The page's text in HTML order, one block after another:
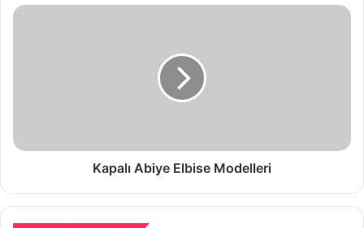
Kapalı Abiye Elbise Modelleri